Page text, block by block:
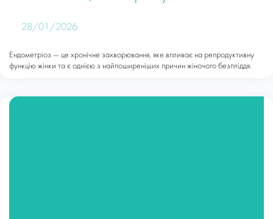
28/01/2026
Ендометріоз — це хронічне захворювання, яке впливає на репродуктивну
функцію жінки та є однією з найпоширеніших причин жіночого безпліддя.